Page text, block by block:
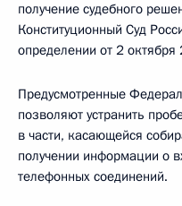
получение судебного
Конституционный Суд
определении от 2
Предусмотренные
позволяют устранить
в части, касающейся
получении информации о
телефонных соединений.